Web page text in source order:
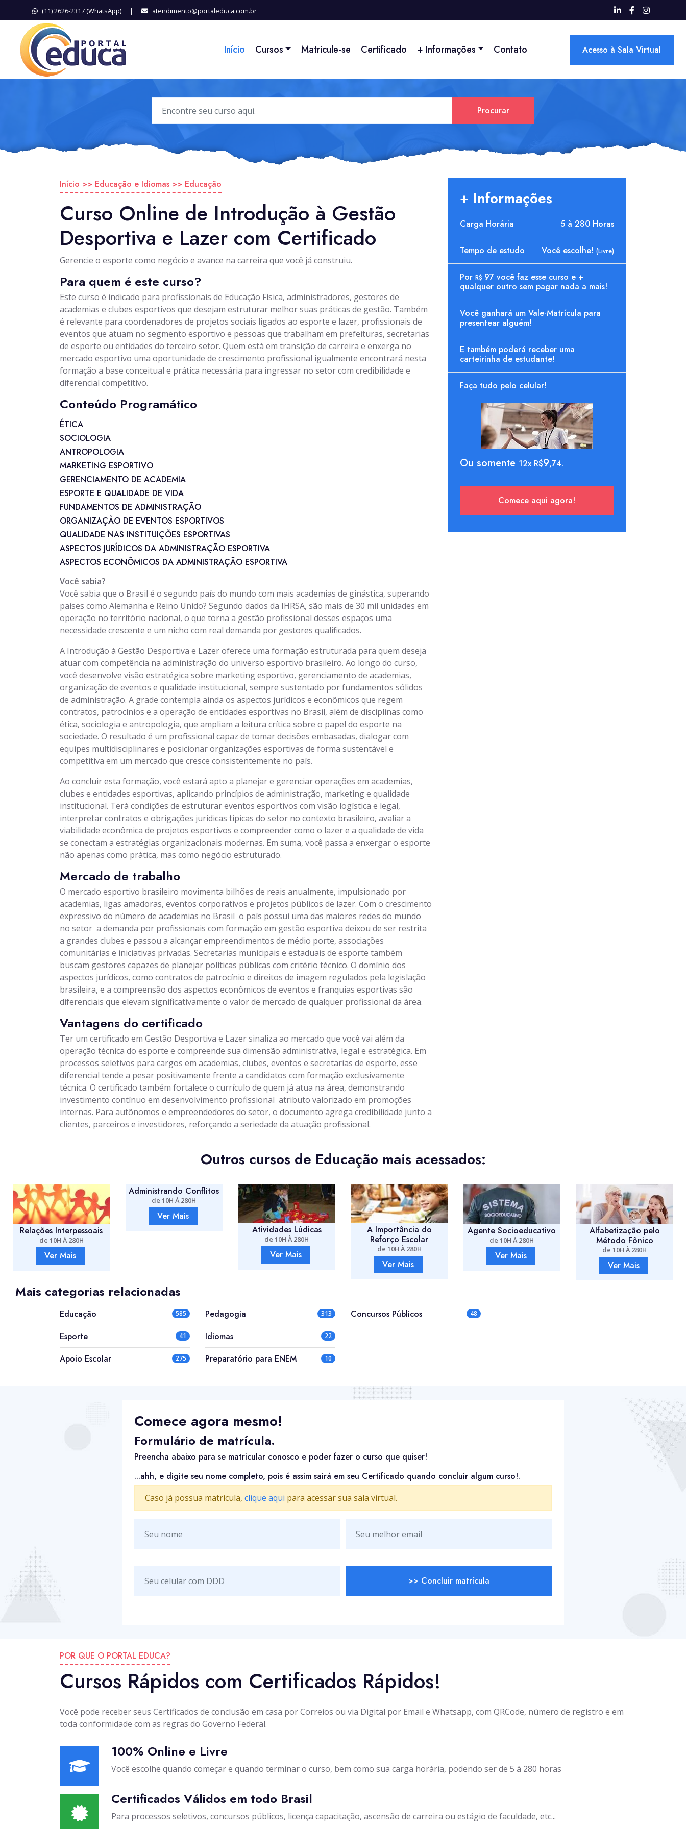
(11) 2626-2317 (WhatsApp) | atendimento@portaleduca.com.br
Início Cursos Matricule-se Certificado + Informações Contato Acesso à Sala Virtual
Procurar
Início >> Educação e Idiomas >> Educação
Curso Online de Introdução à Gestão
Desportiva e Lazer com Certificado
Gerencie o esporte como negócio e avance na carreira que você já construiu.
Para quem é este curso?
Este curso é indicado para profissionais de Educação Física, administradores, gestores de
academias e clubes esportivos que desejam estruturar melhor suas práticas de gestão. Também
é relevante para coordenadores de projetos sociais ligados ao esporte e lazer, profissionais de
eventos que atuam no segmento esportivo e pessoas que trabalham em prefeituras, secretarias
de esporte ou entidades do terceiro setor. Quem está em transição de carreira e enxerga no
mercado esportivo uma oportunidade de crescimento profissional igualmente encontrará nesta
formação a base conceitual e prática necessária para ingressar no setor com credibilidade e
diferencial competitivo.
Conteúdo Programático
ÉTICA
SOCIOLOGIA
ANTROPOLOGIA
MARKETING ESPORTIVO
GERENCIAMENTO DE ACADEMIA
ESPORTE E QUALIDADE DE VIDA
FUNDAMENTOS DE ADMINISTRAÇÃO
ORGANIZAÇÃO DE EVENTOS ESPORTIVOS
QUALIDADE NAS INSTITUIÇÕES ESPORTIVAS
ASPECTOS JURÍDICOS DA ADMINISTRAÇÃO ESPORTIVA
ASPECTOS ECONÔMICOS DA ADMINISTRAÇÃO ESPORTIVA
Você sabia?
Você sabia que o Brasil é o segundo país do mundo com mais academias de ginástica, superando
países como Alemanha e Reino Unido? Segundo dados da IHRSA, são mais de 30 mil unidades em
operação no território nacional, o que torna a gestão profissional desses espaços uma
necessidade crescente e um nicho com real demanda por gestores qualificados.
A Introdução à Gestão Desportiva e Lazer oferece uma formação estruturada para quem deseja
atuar com competência na administração do universo esportivo brasileiro. Ao longo do curso,
você desenvolve visão estratégica sobre marketing esportivo, gerenciamento de academias,
organização de eventos e qualidade institucional, sempre sustentado por fundamentos sólidos
de administração. A grade contempla ainda os aspectos jurídicos e econômicos que regem
contratos, patrocínios e a operação de entidades esportivas no Brasil, além de disciplinas como
ética, sociologia e antropologia, que ampliam a leitura crítica sobre o papel do esporte na
sociedade. O resultado é um profissional capaz de tomar decisões embasadas, dialogar com
equipes multidisciplinares e posicionar organizações esportivas de forma sustentável e
competitiva em um mercado que cresce consistentemente no país.
Ao concluir esta formação, você estará apto a planejar e gerenciar operações em academias,
clubes e entidades esportivas, aplicando princípios de administração, marketing e qualidade
institucional. Terá condições de estruturar eventos esportivos com visão logística e legal,
interpretar contratos e obrigações jurídicas típicas do setor no contexto brasileiro, avaliar a
viabilidade econômica de projetos esportivos e compreender como o lazer e a qualidade de vida
se conectam a estratégias organizacionais modernas. Em suma, você passa a enxergar o esporte
não apenas como prática, mas como negócio estruturado.
Mercado de trabalho
O mercado esportivo brasileiro movimenta bilhões de reais anualmente, impulsionado por
academias, ligas amadoras, eventos corporativos e projetos públicos de lazer. Com o crescimento
expressivo do número de academias no Brasil  o país possui uma das maiores redes do mundo
no setor  a demanda por profissionais com formação em gestão esportiva deixou de ser restrita
a grandes clubes e passou a alcançar empreendimentos de médio porte, associações
comunitárias e iniciativas privadas. Secretarias municipais e estaduais de esporte também
buscam gestores capazes de planejar políticas públicas com critério técnico. O domínio dos
aspectos jurídicos, como contratos de patrocínio e direitos de imagem regulados pela legislação
brasileira, e a compreensão dos aspectos econômicos de eventos e franquias esportivas são
diferenciais que elevam significativamente o valor de mercado de qualquer profissional da área.
Vantagens do certificado
Ter um certificado em Gestão Desportiva e Lazer sinaliza ao mercado que você vai além da
operação técnica do esporte e compreende sua dimensão administrativa, legal e estratégica. Em
processos seletivos para cargos em academias, clubes, eventos e secretarias de esporte, esse
diferencial tende a pesar positivamente frente a candidatos com formação exclusivamente
técnica. O certificado também fortalece o currículo de quem já atua na área, demonstrando
investimento contínuo em desenvolvimento profissional  atributo valorizado em promoções
internas. Para autônomos e empreendedores do setor, o documento agrega credibilidade junto a
clientes, parceiros e investidores, reforçando a seriedade da atuação profissional.
+ Informações
Carga Horária 5 à 280 Horas
Tempo de estudo Você escolhe! (Livre)
Por R$ 97 você faz esse curso e +
qualquer outro sem pagar nada a mais!
Você ganhará um Vale-Matrícula para
presentear alguém!
E também poderá receber uma
carteirinha de estudante!
Faça tudo pelo celular!
Ou somente 12x R$9,74.
Comece aqui agora!
Outros cursos de Educação mais acessados:
Administrando Conflitos
de 10H À 280H
Ver Mais
A Importância do
Reforço Escolar
de 10H À 280H
Ver Mais
Agente Socioeducativo
de 10H À 280H
Ver Mais
Alfabetização pelo
Método Fônico
de 10H À 280H
Ver Mais
Relações Interpessoais
de 10H À 280H
Ver Mais
Mais categorias relacionadas
Educação 585
Esporte 41
Apoio Escolar 275
Pedagogia 313
Idiomas 22
Preparatório para ENEM 10
Concursos Públicos 48
Comece agora mesmo!
Formulário de matrícula.
Preencha abaixo para se matricular conosco e poder fazer o curso que quiser!
...ahh, e digite seu nome completo, pois é assim sairá em seu Certificado quando concluir algum curso!.
Caso já possua matrícula, clique aqui para acessar sua sala virtual.
>> Concluir matrícula
POR QUE O PORTAL EDUCA?
Cursos Rápidos com Certificados Rápidos!
Você pode receber seus Certificados de conclusão em casa por Correios ou via Digital por Email e Whatsapp, com QRCode, número de registro e em
toda conformidade com as regras do Governo Federal.
100% Online e Livre
Você escolhe quando começar e quando terminar o curso, bem como sua carga horária, podendo ser de 5 à 280 horas
Certificados Válidos em todo Brasil
Para processos seletivos, concursos públicos, licença capacitação, ascensão de carreira ou estágio de faculdade, etc...